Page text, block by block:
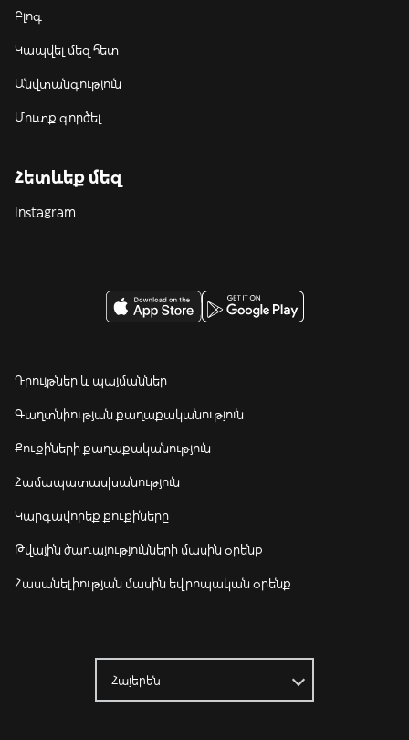
Բլոգ
Կապվել մեզ հետ
Անվտանգություն
Մուտք գործել
Հետևեք մեզ
Instagram
Դրույթներ և պայմաններ
Գաղտնիության քաղաքականություն
Քուքիների քաղաքականություն
Համապատասխանություն
Կարգավորեք քուքիները
Թվային ծառայությունների մասին օրենք
Հասանելիության մասին եվրոպական օրենք